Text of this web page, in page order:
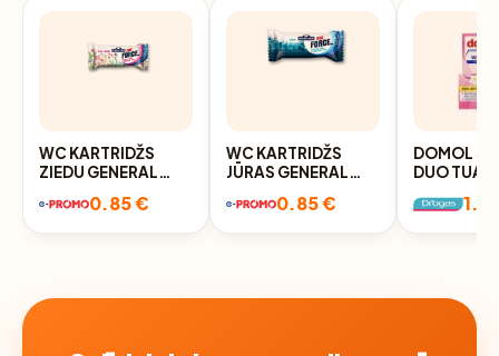
WC KARTRIDŽS
ZIEDU GENERAL
0.85 €
WC KARTRIDŽS
JŪRAS GENERAL
0.85 €
DOMOL
DUO
REZERVE,